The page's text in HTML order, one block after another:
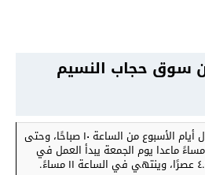
سوق حجاب النسيم
يعمل طوال أيام الأسبوع من الساعة ١٠ صباحًا، وحتى
الساعة ١١ مساءً ماعدا يوم الجمعة يبدأ العمل في